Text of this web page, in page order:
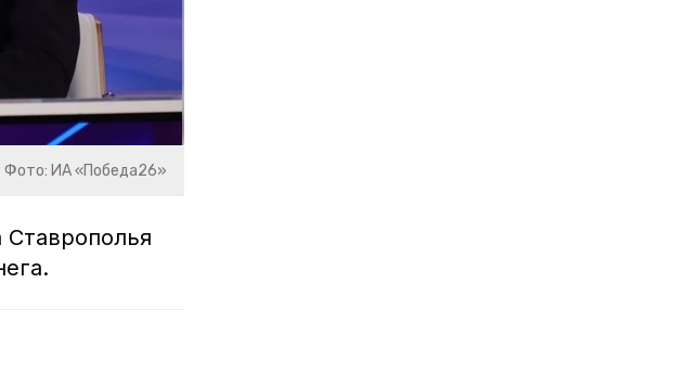
Фото: ИА «Победа26»
Ставрополья